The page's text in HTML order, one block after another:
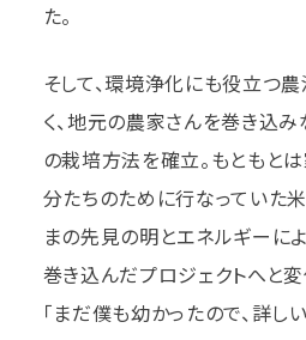
た。
そして、環境浄化にも役立つ
く、地元の農家さんを巻き込み
の栽培方法を確立。もともと
分たちのために行なっていた米
まの先見の明とエネルギーに
巻き込んだプロジェクトへと変
「まだ僕も幼かったので、詳し